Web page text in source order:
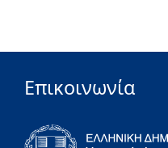
Επικοινωνία